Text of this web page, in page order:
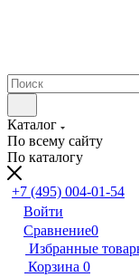
Каталог
По всему сайту
По каталогу
+7 (495) 004-01-54
Войти
Сравнение0
Избранные
Корзина 0